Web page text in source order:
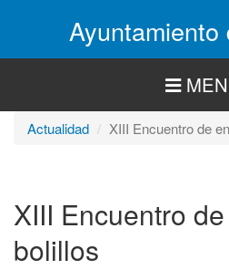
Ayuntamiento
Actualidad XIII Encuentro de
XIII Encuentro
bolillos